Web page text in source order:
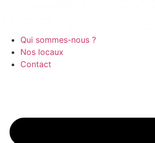
Qui sommes-nous ?
Nos locaux
Contact